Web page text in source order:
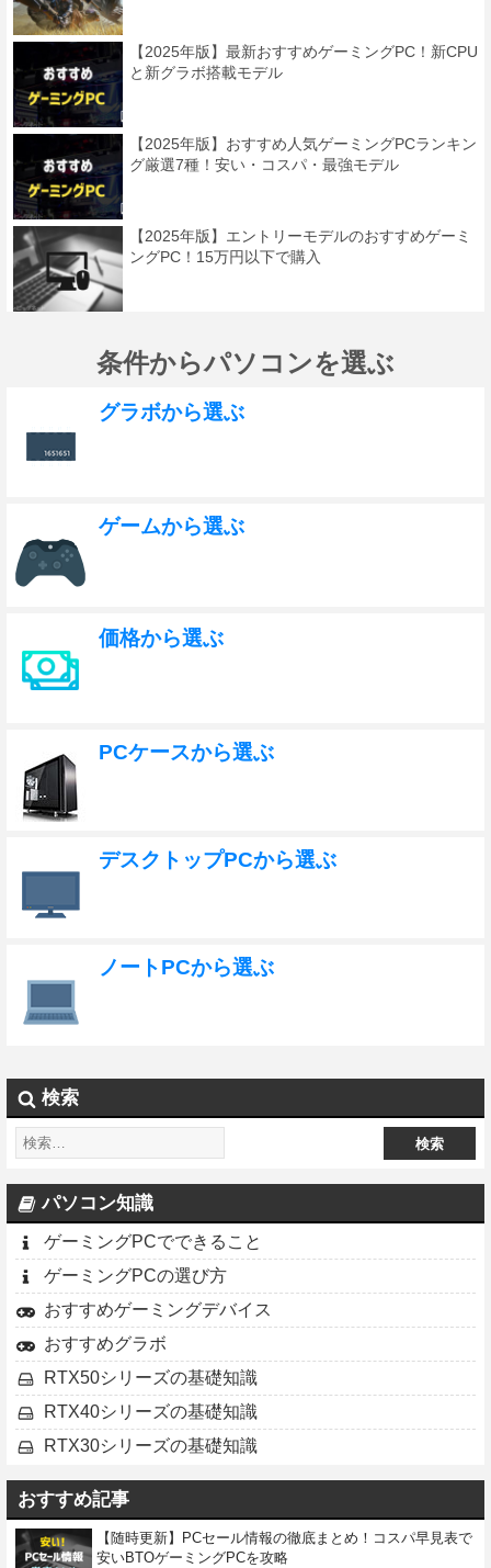
【2025年版】最新おすすめゲーミングPC！新CPU
と新グラボ搭載モデル
【2025年版】おすすめ人気ゲーミングPCランキン
グ厳選7種！安い・コスパ・最強モデル
【2025年版】エントリーモデルのおすすめゲーミ
ングPC！15万円以下で購入
条件からパソコンを選ぶ
グラボから選ぶ
ゲームから選ぶ
価格から選ぶ
PCケースから選ぶ
デスクトップPCから選ぶ
ノートPCから選ぶ
検索
パソコン知識
ゲーミングPCでできること
ゲーミングPCの選び方
おすすめゲーミングデバイス
おすすめグラボ
RTX50シリーズの基礎知識
RTX40シリーズの基礎知識
RTX30シリーズの基礎知識
おすすめ記事
【随時更新】PCセール情報の徹底まとめ！コスパ早見表で
安いBTOゲーミングPCを攻略